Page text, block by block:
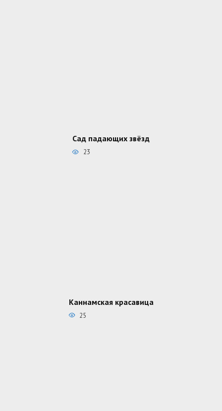
Сад падающих звёзд
23
Каннамская красавица
25